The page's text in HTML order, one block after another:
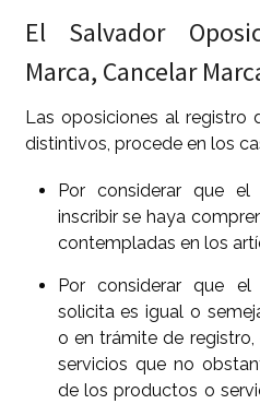
El Salvador
Marca, Cancelar
Las oposiciones al registro
distintivos, procede en los
Por considerar que
inscribir se haya
contempladas en los
Por considerar que
solicita es igual o
o en trámite de
servicios que no
de los productos o